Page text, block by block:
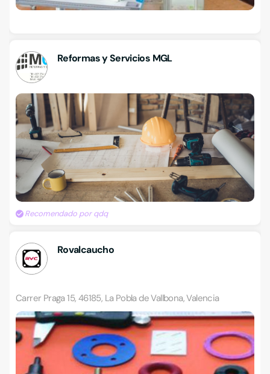
Reformas y Servicios MGL
Recomendado por qdq
Rovalcaucho
Carrer Praga 15, 46185, La Pobla de Vallbona, Valencia